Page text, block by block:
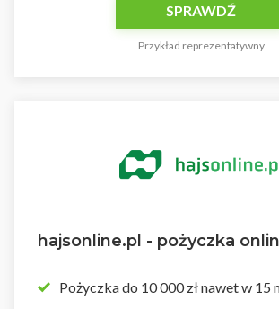
SPRAWDŹ
Przykład reprezentatywny
hajsonline.pl - pożyczka
Pożyczka do 10 000 zł nawet w 15